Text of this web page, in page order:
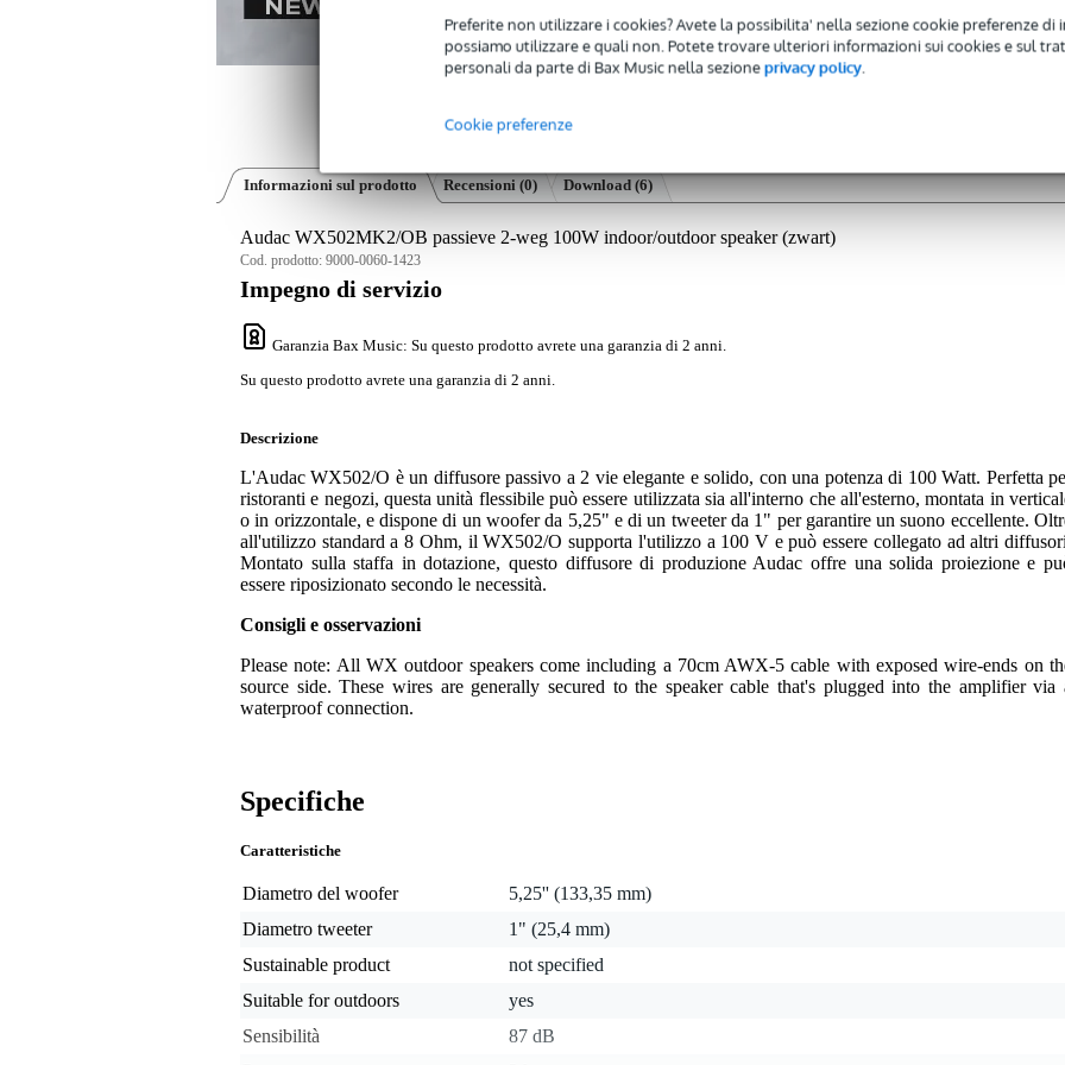
Preferite non utilizzare i cookies? Avete la possibilita' nella sezione cookie preferenze di
possiamo utilizzare e quali non. Potete trovare ulteriori informazioni sui cookies e sul
personali da parte di Bax Music nella sezioneprivacy policy.
Cookie preferenze
Informazioni sul prodotto Recensioni(0) Download (6)
Audac WX502MK2/OB passieve 2-weg 100W indoor/outdoor speaker (zwart)
Cod. prodotto: 9000-0060-1423
Impegno di servizio
Garanzia Bax Music: Su questo prodotto avrete una garanzia di 2 anni.
Su questo prodotto avrete una garanzia di 2 anni.
Descrizione
L'Audac WX502/O è un diffusore passivo a 2 vie elegante e solido, con una potenza di 100 Watt. Perfetta
ristoranti e negozi, questa unità flessibile può essere utilizzata sia all'interno che all'esterno, montata in
o in orizzontale, e dispone di un woofer da 5,25" e di un tweeter da 1" per garantire un suono eccellente.
all'utilizzo standard a 8 Ohm, il WX502/O supporta l'utilizzo a 100 V e può essere collegato ad altri
Montato sulla staffa in dotazione, questo diffusore di produzione Audac offre una solida proiezione e
essere riposizionato secondo le necessità.
Consigli e osservazioni
Please note: All WX outdoor speakers come including a 70cm AWX-5 cable with exposed wire-ends on
source side. These wires are generally secured to the speaker cable that's plugged into the amplifier via
waterproof connection.
Specifiche
Caratteristiche
Diametro del woofer
5,25'' (133,35 mm)
Diametro tweeter
1" (25,4 mm)
Sustainable product
not specified
Suitable for outdoors
yes
Sensibilità
87 dB